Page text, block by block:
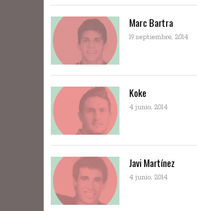
Marc Bartra
19 septiembre, 2014
Koke
4 junio, 2014
Javi Martínez
4 junio, 2014